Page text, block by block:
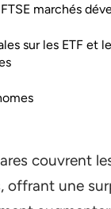
marchés
sur les ETF et
couvrent
offrant une